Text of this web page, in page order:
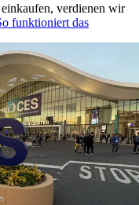
verdienen wir
funktioniert das